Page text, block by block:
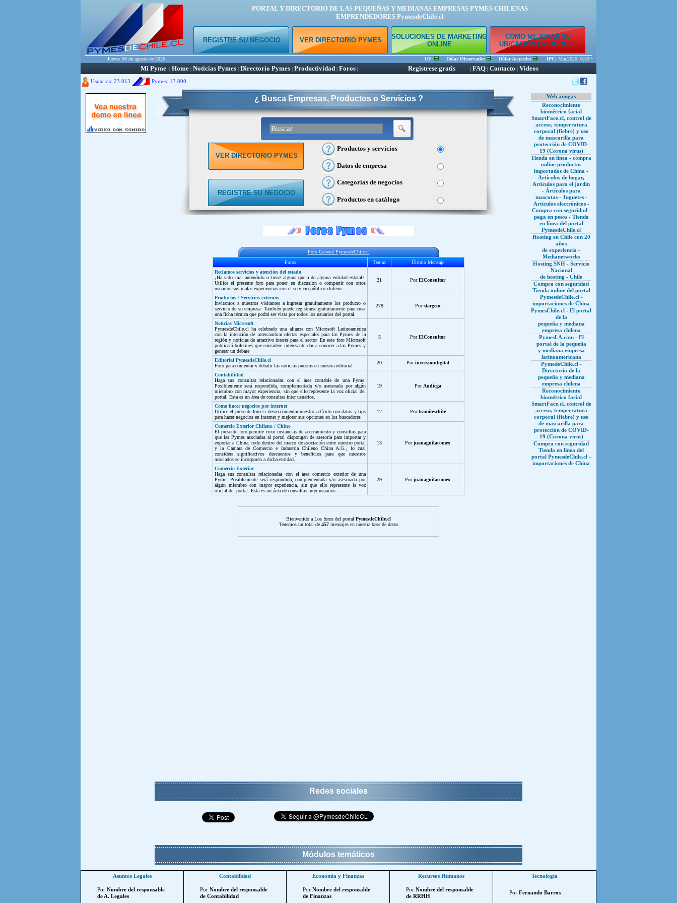
PORTAL Y DIRECTORIO DE LAS PEQUEÑAS Y MEDIANAS EMPRESAS PYMES CHILENAS
EMPRENDEDORES PymesdeChile.cl
REGISTRE SU NEGOCIO VER DIRECTORIO PYMES
SOLUCIONES DE MARKETING
ONLINE
COMO MEJORAR SU
UBICACIÓN EN GOOGLE
Jueves 06 de agosto de 2026 UF: Dólar Observado: Dólar Acuerdo: IPC:Mar.2020: 0,33 % Feb.2020: 0,45 % Ene.2020: 0,56 %
Mi Pyme | Home | Noticias Pymes | Directorio Pymes | Productividad | Foros | Regístrese gratis | FAQ | Contacto | Videos
Usuarios: 23.013 Pymes: 13.800
¿ Busca Empresas, Productos o Servicios ?
VER DIRECTORIO PYMES
REGISTRE SU NEGOCIO
Productos y servicios
Datos de empresa
Categorías de negocios
Productos en catálogo
Foro General PymesdeChile.cl
Foros
Temas
Último Mensaje
Reclamos servicios y atención del estado
¿Ha sido mal antendido o tiene alguna queja de alguna entidad estatal?.
Utilice el presente foro para poner en discusión o compartir con otros
usuarios sus malas experiencias con el servicio público chileno.
21 PorElConsultor
Productos / Servicios externos
Invitamos a nuestros visitantes a ingresar gratuitamente los producto o
servicio de su empresa. También puede registrarse gratuitamente para crear
una ficha técnica que podrá ser vista por todos los usuarios del portal.
278 Porstargem
Noticias Microsoft
PymesdeChile.cl ha celebrado una alianza con Microsoft Latinoamérica
con la intención de intercambiar ofertas especiales para las Pymes de la
región y noticias de atractivo interés para el sector. En este foro Microsoft
publicará boletines que considere interesante dar a conocer a las Pymes y
generar un debate
5 PorElConsultor
Editorial PymesdeChile.cl
Foro para comentar y debatir las noticias puestas en nuestra editorial
20 Porinversiondigital
Contabilidad
Haga sus consultas relacionadas con el área contable de una Pyme.
Posiblemente será respondida, complementada y/o asesorada por algún
miembro con mayor experiencia, sin que ello represente la voz oficial del
portal. Esta es un área de consultas inter usuarios.
19 Por Audicga
Como hacer negocios por internet
Utilice el presente foro si desea comentar nuestro artículo con datos y tips
para hacer negocios en internet y mejorar sus opciones en los buscadores
12 Portramiteschile
Comercio Exterior Chileno / Chino
El presente foro permite crear instancias de acercamiento y consultas para
que las Pymes asociadas al portal dispongan de asesoría para importar y
exportar a China, todo dentro del marco de asociación entre nuestro portal
y la Cámara de Comercio e Industria Chileno China A.G., lo cual
considera significativos descuentos y beneficios para que nuestros
asociados se incorporen a dicha entidad.
13 Porjuanaguilacomex
Comercio Exterior
Haga sus consultas relacionadas con el área comercio exterior de una
Pyme. Posiblemente será respondida, complementada y/o asesorada por
algún miembro con mayor experiencia, sin que ello represente la voz
oficial del portal. Esta es un área de consultas inter usuarios.
29 Porjuanaguilacomex
Bienvenido a Los foros del portal PymesdeChile.cl
Tenemos un total de 457mensajes en nuestra base de datos
Web amigas
Reconocimiento
biométrico facial
SmartFace.cl, control de
acceso, temperratura
corporal (fiebre) y uso
de mascarilla para
protección de COVID-
19 (Corona virus)
Tienda en línea - compra
online productos
importados de China -
Artículos de hogar,
Artículos para el jardín
- Ártículos para
mascotas - Juguetes -
Artículos electrónicos -
Compra con seguridad -
paga en pesos - Tienda
en línea del portal
PymesdeChile.cl
Hosting en Chile con 20
años
de experiencia -
Medianetworks
Hosting SNH - Servicio
Nacional
de hosting - Chile
Compra con seguridad
Tienda online del portal
PymesdeChile.cl -
importaciones de China
PymesChile.cl - El portal
de la
pequeña y mediana
empresa chilena
PymesLA.com - El
portal de la pequeña
y mediana empresa
latinoamericana
PymedeChile.cl -
Directorio de la
pequeña y mediana
empresa chilena
Reconocimiento
biométrico facial
SmartFace.cl, control de
acceso, temperratura
corporal (fiebre) y uso
de mascarilla para
protección de COVID-
19 (Corona virus)
Compra con seguridad
Tienda en línea del
portal PymesdeChile.cl -
importaciones de China
Redes sociales
Módulos temáticos
Asuntos Legales
Por Nombre del responsable
de A. Legales
Contabilidad
Por Nombre del responsable
de Contabilidad
Economía y Finanzas
Por Nombre del responsable
de Finanzas
Recursos Humanos
Por Nombre del responsable
de RRHH
Tecnología
Por Fernando Barros